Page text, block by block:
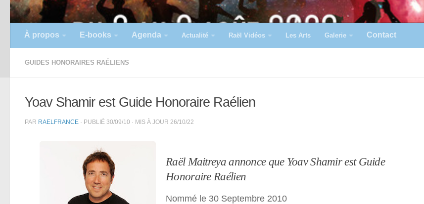
À propos E-books Agenda Actualité Raël Vidéos Les Arts Galerie Contact
GUIDES HONORAIRES RAÉLIENS
Yoav Shamir est Guide Honoraire Raélien
PAR RAELFRANCE · PUBLIÉ 30/09/10 · MIS À JOUR 26/10/22
Raël Maitreya annonce que Yoav Shamir est Guide
Honoraire Raélien
Nommé le 30 Septembre 2010